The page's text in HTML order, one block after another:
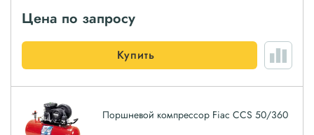
Цена по запросу
Купить
Поршневой компрессор Fiac CCS 50/360